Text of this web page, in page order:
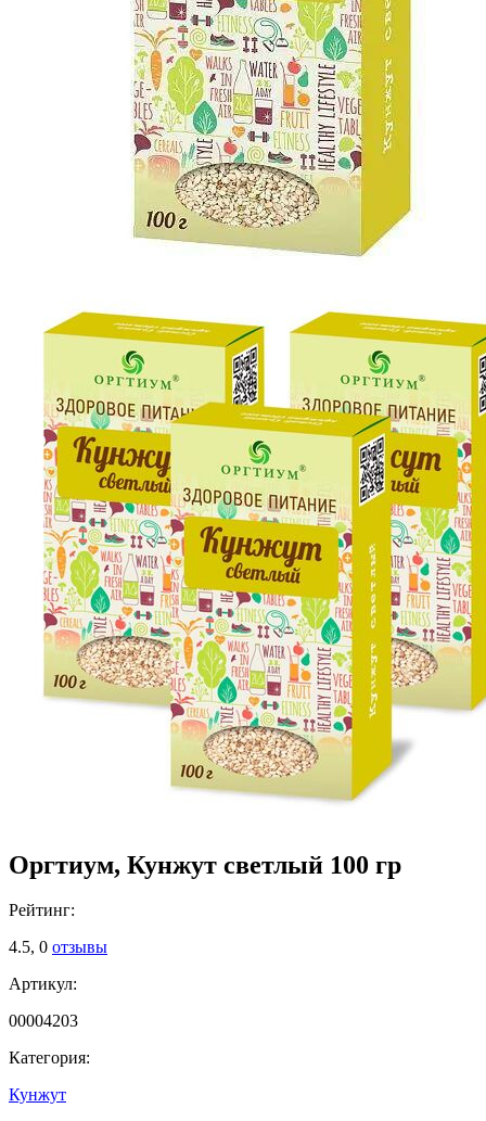
Оргтиум, Кунжут светлый 100 гр
Рейтинг:
4.5, 0 отзывы
Артикул:
00004203
Категория:
Кунжут